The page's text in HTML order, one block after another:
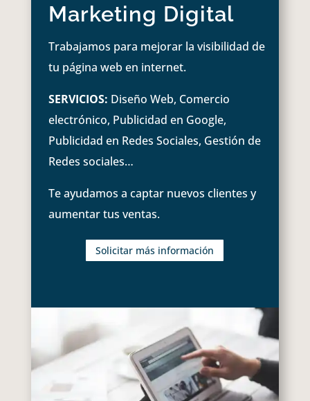
Marketing Digital
Trabajamos para mejorar la visibilidad de
tu página web en internet.
SERVICIOS: Diseño Web, Comercio
electrónico, Publicidad en Google,
Publicidad en Redes Sociales, Gestión de
Redes sociales…
Te ayudamos a captar nuevos clientes y
aumentar tus ventas.
Solicitar más información